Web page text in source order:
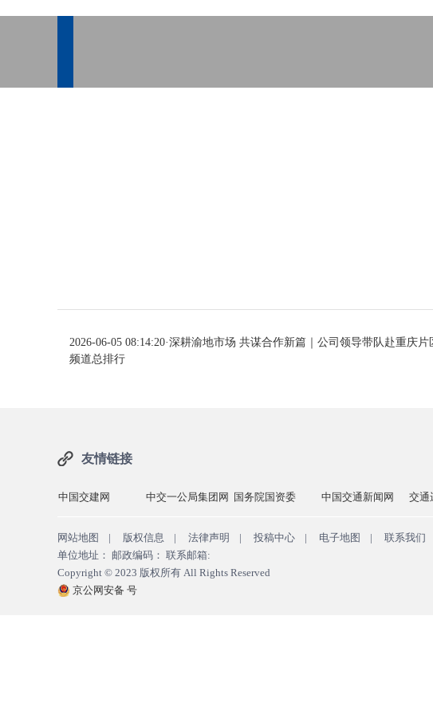
2026-06-05 08:14:20·深耕渝地市场 共谋合作新篇｜公司领导带队赴重庆片
频道总排行
友情链接
中国交建网 中交一公局集团网 国务院国资委 中国交通新闻网 交通
网站地图 | 版权信息 | 法律声明 | 投稿中心 | 电子地图 |
联系我们
单位地址： 邮政编码： 联系邮箱:
Copyright © 2023 版权所有 All Rights Reserved
京公网安备 号